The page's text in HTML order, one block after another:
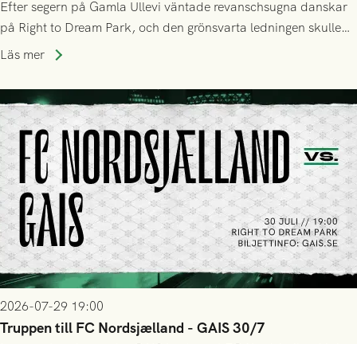
Efter segern på Gamla Ullevi väntade revanschsugna danskar
på Right to Dream Park, och den grönsvarta ledningen skulle
upphöra efter mindre än kvarten spelad. På lika mark visade
tennissiffror och det grönsvarta europaäventyret tog slut.
Läs mer
2026-07-29 19:00
Truppen till FC Nordsjælland - GAIS 30/7